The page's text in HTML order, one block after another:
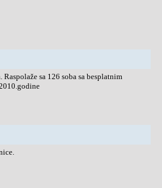
sa 126 soba sa besplatnim